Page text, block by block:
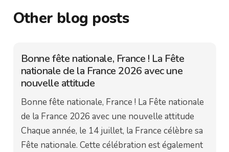
Other blog posts
Bonne fête nationale, France ! La Fête
nationale de la France 2026 avec une
nouvelle attitude
Bonne fête nationale, France ! La Fête nationale
de la France 2026 avec une nouvelle attitude
Chaque année, le 14 juillet, la France célèbre sa
Fête nationale. Cette célébration est également